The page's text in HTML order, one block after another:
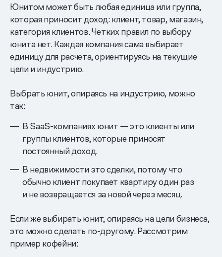
Юнитом может быть любая единица или группа,
которая приносит доход: клиент, товар, магазин,
категория клиентов. Четких правил по выбору
юнита нет. Каждая компания сама выбирает
единицу для расчета, ориентируясь на текущие
цели и индустрию.
Выбрать юнит, опираясь на индустрию, можно
так:
В SaaS-компаниях юнит — это клиенты или
группы клиентов, которые приносят
постоянный доход.
В недвижимости это сделки, потому что
обычно клиент покупает квартиру один раз
и не возвращается за новой через месяц.
Если же выбирать юнит, опираясь на цели бизнеса,
это можно сделать по-другому. Рассмотрим
пример кофейни: